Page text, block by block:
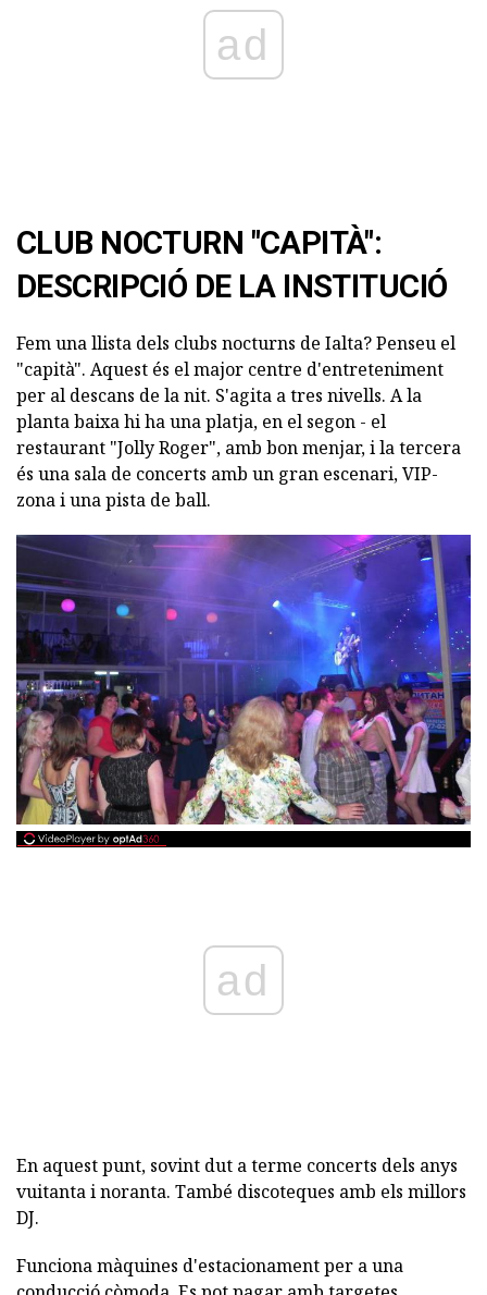
ad
CLUB NOCTURN "CAPITÀ":
DESCRIPCIÓ DE LA INSTITUCIÓ
Fem una llista dels clubs nocturns de Ialta? Penseu el
"capità". Aquest és el major centre d'entreteniment
per al descans de la nit. S'agita a tres nivells. A la
planta baixa hi ha una platja, en el segon - el
restaurant "Jolly Roger", amb bon menjar, i la tercera
és una sala de concerts amb un gran escenari, VIP-
zona i una pista de ball.
ad
En aquest punt, sovint dut a terme concerts dels anys
vuitanta i noranta. També discoteques amb els millors
DJ.
Funciona màquines d'estacionament per a una